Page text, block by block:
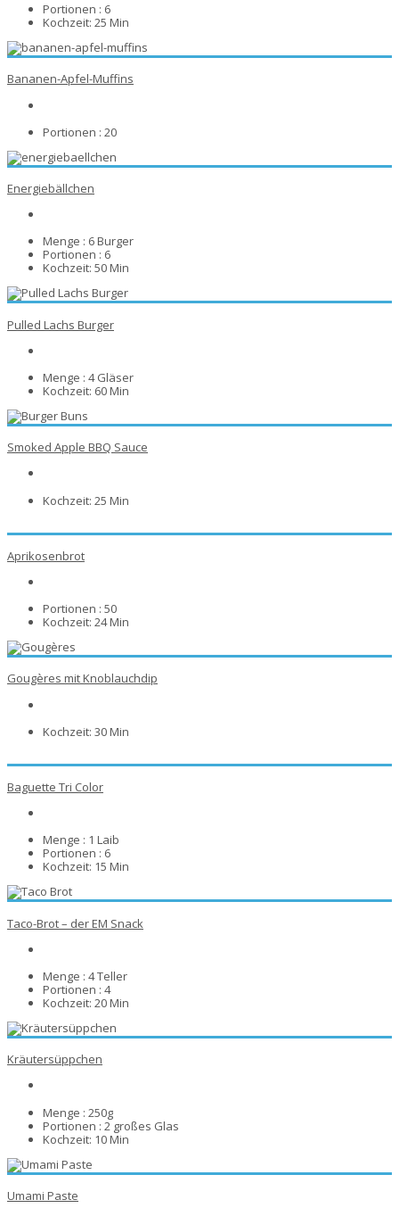
Portionen : 6
Kochzeit: 25 Min
Bananen-Apfel-Muffins
Portionen : 20
Energiebällchen
Menge : 6 Burger
Portionen : 6
Kochzeit: 50 Min
Pulled Lachs Burger
Menge : 4 Gläser
Kochzeit: 60 Min
Smoked Apple BBQ Sauce
Kochzeit: 25 Min
Aprikosenbrot
Portionen : 50
Kochzeit: 24 Min
Gougères mit Knoblauchdip
Kochzeit: 30 Min
Baguette Tri Color
Menge : 1 Laib
Portionen : 6
Kochzeit: 15 Min
Taco-Brot – der EM Snack
Menge : 4 Teller
Portionen : 4
Kochzeit: 20 Min
Kräutersüppchen
Menge : 250g
Portionen : 2 großes Glas
Kochzeit: 10 Min
Umami Paste